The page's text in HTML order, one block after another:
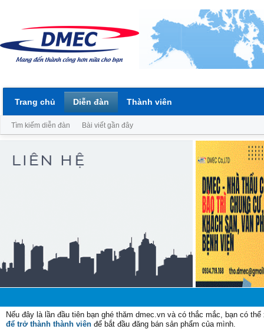
Nếu đây là lần đầu tiên bạn ghé thăm dmec.vn và có thắc mắc, bạn có
để trở thành thành viên để bắt đầu đăng bán sản phẩm của mình.
Trang chủ Diễn đàn
Tìm kiếm diễn đàn Bài viết gần đây
Thành viên